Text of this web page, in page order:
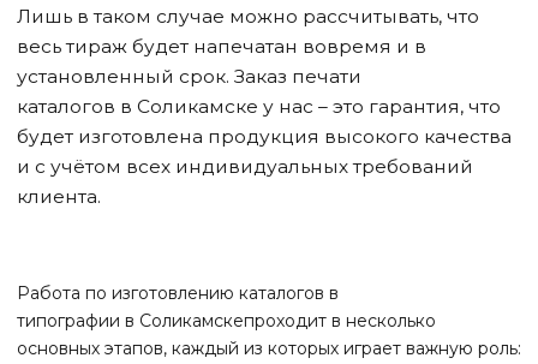
Лишь в таком случае можно рассчитывать, что
весь тираж будет напечатан вовремя и в
установленный срок. Заказ печати
каталогов в Соликамске у нас – это гарантия, что
будет изготовлена продукция высокого качества
и с учётом всех индивидуальных требований
клиента.
Работа по изготовлению каталогов в
типографии в Соликамскепроходит в несколько
основных этапов, каждый из которых играет важную роль: